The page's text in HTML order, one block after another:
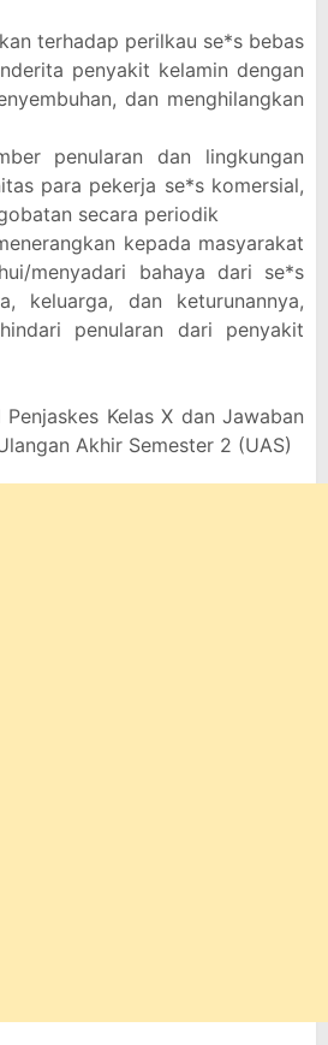
terhadap perilkau se*s bebas
penyakit kelamin dengan
dan menghilangkan
penularan dan lingkungan
para pekerja se*s komersial,
secara periodik
kepada masyarakat
menyadari bahaya dari se*s
keluarga, dan keturunannya,
penularan dari penyakit
Kelas X dan Jawaban
Akhir Semester 2 (UAS)